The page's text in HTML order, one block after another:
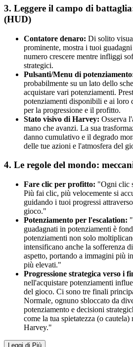
3. Leggere il campo di
(HUD)
Contatore denaro: Di solito
prominente, mostra i tuoi
numero crescere mentre infliggi
strategici.
Pulsanti/Menu di
probabilmente su un lato dello
acquistare vari potenziamenti.
potenziamenti disponibili e ai loro
per la progressione e il profitto.
Stato visivo di Harvey: Osserva
mano che avanzi. La sua
danno cumulativo e il degrado
delle tue azioni e l'atmosfera del
4. Le regole del mondo:
Fare clic per profitto: "Ogni clic
Più fai clic, più velocemente si
guidando i tuoi progressi
gioco."
Potenziamento per l'escalation:
guadagnati in potenziamenti è
potenziamenti non solo
intensificano anche la sofferenza
aspetto, portando a immagini più
più elevati."
Progressione strategica verso i
nell'acquistare potenziamenti
del gioco. Ci sono tre finali
Normale, ognuno sbloccato da
potenziamento e decisioni
come la tua spietatezza (o
Harvey."
Leggi di Più